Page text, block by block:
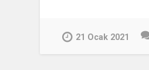
21 Ocak 2021